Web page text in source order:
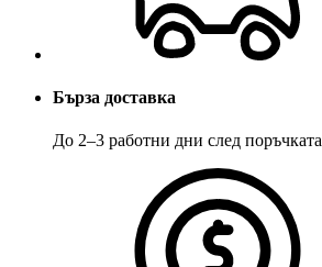
Бърза доставка
До 2–3 работни дни след поръчката